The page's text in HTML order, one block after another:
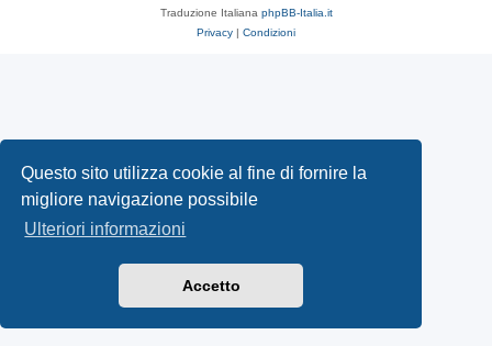
Questo sito utilizza cookie al fine di fornire la
migliore navigazione possibile
Ulteriori informazioni
Accetto
Traduzione Italiana phpBB-Italia.it
Privacy | Condizioni